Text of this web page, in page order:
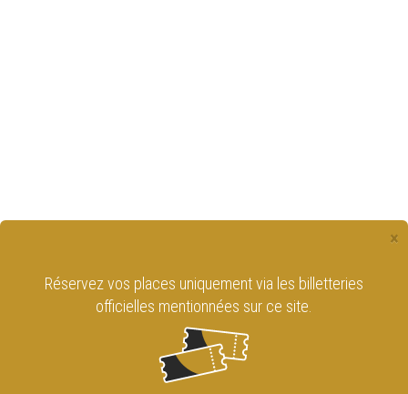
×
Réservez vos places uniquement via les billetteries
officielles mentionnées sur ce site.